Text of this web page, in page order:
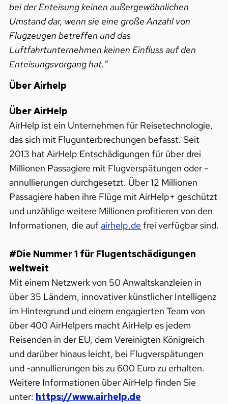
bei der Enteisung keinen außergewöhnlichen
Umstand dar, wenn sie eine große Anzahl von
Flugzeugen betreffen und das
Luftfahrtunternehmen keinen Einfluss auf den
Enteisungsvorgang hat.“
Über Airhelp
Über AirHelp
AirHelp ist ein Unternehmen für Reisetechnologie,
das sich mit Flugunterbrechungen befasst. Seit
2013 hat AirHelp Entschädigungen für über drei
Millionen Passagiere mit Flugverspätungen oder -
annullierungen durchgesetzt. Über 12 Millionen
Passagiere haben ihre Flüge mit AirHelp+ geschützt
und unzählige weitere Millionen profitieren von den
Informationen, die auf airhelp.defrei verfügbar sind.
#Die Nummer 1 für Flugentschädigungen
weltweit
Mit einem Netzwerk von 50 Anwaltskanzleien in
über 35 Ländern, innovativer künstlicher Intelligenz
im Hintergrund und einem engagierten Team von
über 400 AirHelpers macht AirHelp es jedem
Reisenden in der EU, dem Vereinigten Königreich
und darüber hinaus leicht, bei Flugverspätungen
und -annullierungen bis zu 600 Euro zu erhalten.
Weitere Informationen über AirHelp finden Sie
unter: https://www.airhelp.de